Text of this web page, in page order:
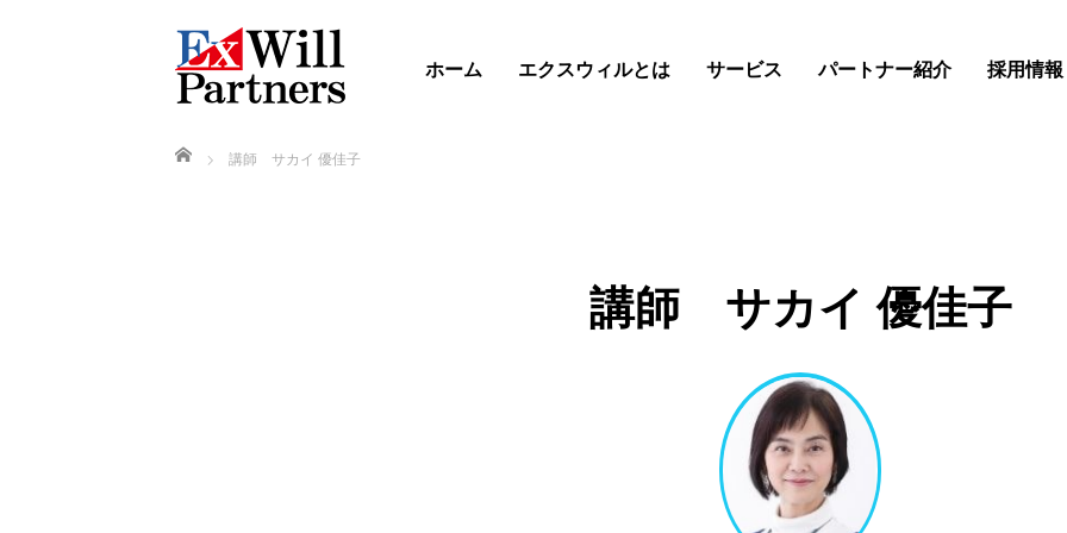
ホーム エクスウィルとは サービス パートナー紹介 採用情報
ホーム 講師 サカイ 優佳子
講師 サカイ 優佳子